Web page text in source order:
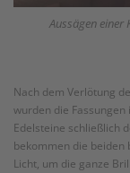
Aussägen
Nach dem Verlötung
wurden die
Edelsteine schließlich
bekommen die beiden
Licht, um die ganze